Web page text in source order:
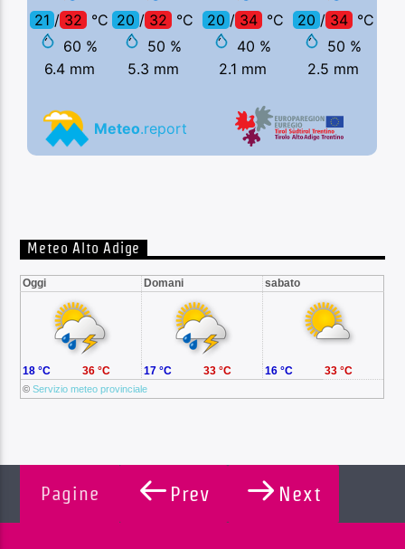
Meteo Alto Adige
Oggi Domani sabato
©Servizio meteo provinciale
18 °C 36 °C 17 °C 33 °C 16 °C 33 °C
Pagine Prev Next